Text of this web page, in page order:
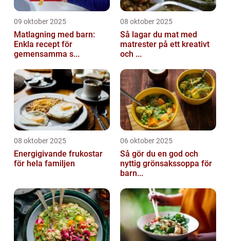
09 oktober 2025
Matlagning med barn:
Enkla recept för
gemensamma s...
08 oktober 2025
Så lagar du mat med
matrester på ett kreativt
och ...
08 oktober 2025
Energigivande frukostar
för hela familjen
06 oktober 2025
Så gör du en god och
nyttig grönsakssoppa för
barn...